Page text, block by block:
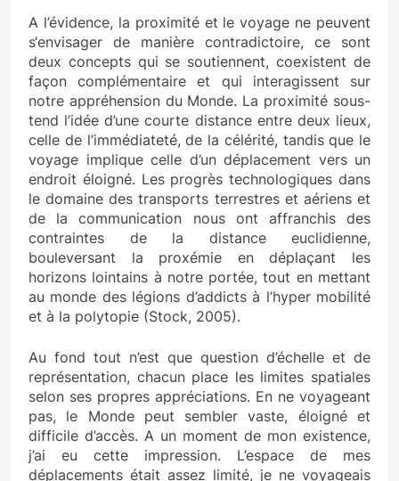
A l’évidence, la proximité et le voyage ne peuvent
s‘envisager de manière contradictoire, ce sont
deux concepts qui se soutiennent, coexistent de
façon complémentaire et qui interagissent sur
notre appréhension du Monde. La proximité sous-
tend l’idée d’une courte distance entre deux lieux,
celle de l’immédiateté, de la célérité, tandis que le
voyage implique celle d’un déplacement vers un
endroit éloigné. Les progrès technologiques dans
le domaine des transports terrestres et aériens et
de la communication nous ont affranchis des
contraintes de la distance euclidienne,
bouleversant la proxémie en déplaçant les
horizons lointains à notre portée, tout en mettant
au monde des légions d’addicts à l’hyper mobilité
et à la polytopie (Stock, 2005).
Au fond tout n’est que question d’échelle et de
représentation, chacun place les limites spatiales
selon ses propres appréciations. En ne voyageant
pas, le Monde peut sembler vaste, éloigné et
difficile d’accès. A un moment de mon existence,
j’ai eu cette impression. L’espace de mes
déplacements était assez limité, je ne voyageais